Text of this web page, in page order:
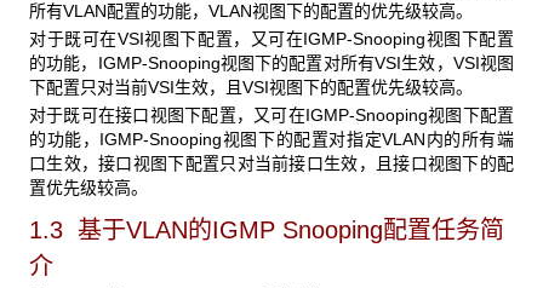
所有VLAN配置的功能，VLAN视图下的配置的优先级较高。
对于既可在VSI视图下配置，又可在IGMP-Snooping视图下配置
的功能，IGMP-Snooping视图下的配置对所有VSI生效，VSI视图
下配置只对当前VSI生效，且VSI视图下的配置优先级较高。
对于既可在接口视图下配置，又可在IGMP-Snooping视图下配置
的功能，IGMP-Snooping视图下的配置对指定VLAN内的所有端
口生效，接口视图下配置只对当前接口生效，且接口视图下的配
置优先级较高。
1.3 基于VLAN的IGMP Snooping配置任务简
介